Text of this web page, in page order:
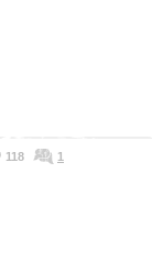
118 1